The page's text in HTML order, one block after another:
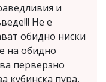
и
Не е
обидно ниски
на обидно
перверзно
кубинска пура,